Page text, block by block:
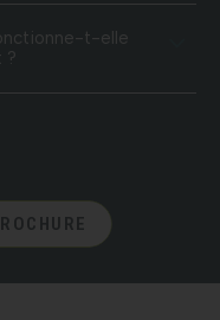
t-elle
?